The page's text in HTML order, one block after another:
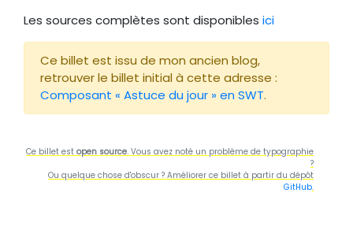
Les sources complètes sont disponibles ici
Ce billet est issu de mon ancien blog,
retrouver le billet initial à cette adresse :
Composant « Astuce du jour » en SWT.
Ce billet est open source. Vous avez noté un problème de typographie
?
Ou quelque chose d'obscur ? Améliorer ce billet à partir du dépôt
GitHub.